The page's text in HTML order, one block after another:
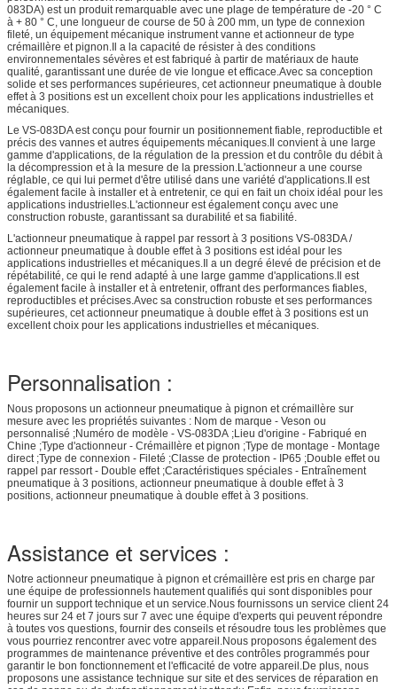
083DA) est un produit remarquable avec une plage de température de -20 ° C
à + 80 ° C, une longueur de course de 50 à 200 mm, un type de connexion
fileté, un équipement mécanique instrument vanne et actionneur de type
crémaillère et pignon.Il a la capacité de résister à des conditions
environnementales sévères et est fabriqué à partir de matériaux de haute
qualité, garantissant une durée de vie longue et efficace.Avec sa conception
solide et ses performances supérieures, cet actionneur pneumatique à double
effet à 3 positions est un excellent choix pour les applications industrielles et
mécaniques.
Le VS-083DA est conçu pour fournir un positionnement fiable, reproductible et
précis des vannes et autres équipements mécaniques.Il convient à une large
gamme d'applications, de la régulation de la pression et du contrôle du débit à
la décompression et à la mesure de la pression.L'actionneur a une course
réglable, ce qui lui permet d'être utilisé dans une variété d'applications.Il est
également facile à installer et à entretenir, ce qui en fait un choix idéal pour les
applications industrielles.L'actionneur est également conçu avec une
construction robuste, garantissant sa durabilité et sa fiabilité.
L'actionneur pneumatique à rappel par ressort à 3 positions VS-083DA /
actionneur pneumatique à double effet à 3 positions est idéal pour les
applications industrielles et mécaniques.Il a un degré élevé de précision et de
répétabilité, ce qui le rend adapté à une large gamme d'applications.Il est
également facile à installer et à entretenir, offrant des performances fiables,
reproductibles et précises.Avec sa construction robuste et ses performances
supérieures, cet actionneur pneumatique à double effet à 3 positions est un
excellent choix pour les applications industrielles et mécaniques.
Personnalisation :
Nous proposons un actionneur pneumatique à pignon et crémaillère sur
mesure avec les propriétés suivantes : Nom de marque - Veson ou
personnalisé ;Numéro de modèle - VS-083DA ;Lieu d'origine - Fabriqué en
Chine ;Type d'actionneur - Crémaillère et pignon ;Type de montage - Montage
direct ;Type de connexion - Fileté ;Classe de protection - IP65 ;Double effet ou
rappel par ressort - Double effet ;Caractéristiques spéciales - Entraînement
pneumatique à 3 positions, actionneur pneumatique à double effet à 3
positions, actionneur pneumatique à double effet à 3 positions.
Assistance et services :
Notre actionneur pneumatique à pignon et crémaillère est pris en charge par
une équipe de professionnels hautement qualifiés qui sont disponibles pour
fournir un support technique et un service.Nous fournissons un service client 24
heures sur 24 et 7 jours sur 7 avec une équipe d'experts qui peuvent répondre
à toutes vos questions, fournir des conseils et résoudre tous les problèmes que
vous pourriez rencontrer avec votre appareil.Nous proposons également des
programmes de maintenance préventive et des contrôles programmés pour
garantir le bon fonctionnement et l'efficacité de votre appareil.De plus, nous
proposons une assistance technique sur site et des services de réparation en